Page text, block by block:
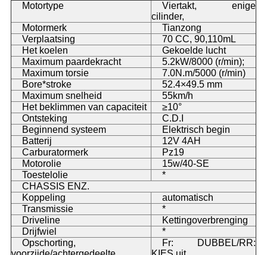
Motortype
Viertakt, enige
cilinder,
Motormerk
Tianzong
Verplaatsing
70 CC, 90,110mL
Het koelen
Gekoelde lucht
Maximum paardekracht
5.2kW/8000 (r/min);
Maximum torsie
7.0N.m/5000 (r/min)
Bore*stroke
52.4×49.5 mm
Maximum snelheid
55km/h
Het beklimmen van capaciteit
≥10°
Ontsteking
C.D.I
Beginnend systeem
Elektrisch begin
Batterij
12V 4AH
Carburatormerk
Pz19
Motorolie
15w/40-SE
Toestelolie
*
CHASSIS ENZ.
Koppeling
automatisch
Transmissie
*
Driveline
Kettingoverbrenging
Drijfwiel
*
Opschorting,
Fr: DUBBEL/RR: